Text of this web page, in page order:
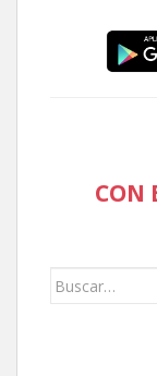
CON
Buscar: